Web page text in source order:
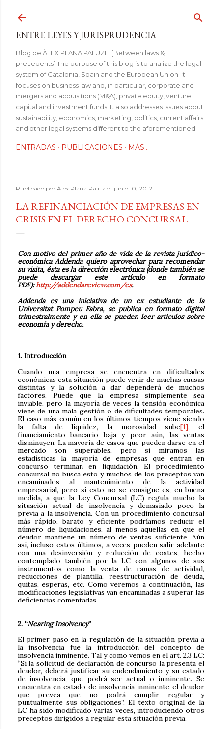
ENTRE LEYES Y JURISPRUDENCIA
Blog de ÀLEX PLANA PALUZIE [Between laws &
precedents] The purpose of this blog is to analize the legal
system of Catalonia, Spain and the European Union. It
focuses on business law and, in particular, corporate and
mergers and acquisitions (M&A), private equity, venture
capital and investment funds. It also addresses issues about
sustainability, economics, marketing, politics, current affairs
and other legal systems different to the aforementioned.
ENTRADAS PUBLICACIONES MÁS…
Publicado por Àlex Plana Paluzie junio 10, 2012
LA REFINANCIACIÓN DE EMPRESAS EN
CRISIS EN EL DERECHO CONCURSAL
Con motivo del primer año de vida de la revista jurídico-
económica Addenda quiero aprovechar para recomendar
su visita, ésta es la dirección electrónica (donde también se
puede descargar este artículo en formato
PDF):http://addendareview.com/es.
Addenda es una iniciativa de un ex estudiante de la
Universitat Pompeu Fabra, se publica en formato digital
trimestralmente y en ella se pueden leer artículos sobre
economía y derecho.
1. Introducción
Cuando una empresa se encuentra en dificultades
económicas esta situación puede venir de muchas causas
distintas y la solución a dar dependerá de muchos
factores. Puede que la empresa simplemente sea
inviable, pero la mayoría de veces la tensión económica
viene de una mala gestión o de dificultades temporales.
El caso más común en los últimos tiempos viene siendo
la falta de liquidez, la morosidad sube[1], el
financiamiento bancario baja y peor aún, las ventas
disminuyen. La mayoría de casos que pueden darse en el
mercado son superables, pero si miramos las
estadísticas la mayoría de empresas que entran en
concurso terminan en liquidación. El procedimiento
concursal no busca esto y muchos de los preceptos van
encaminados al mantenimiento de la actividad
empresarial, pero si esto no se consigue es, en buena
medida, a que la Ley Concursal (LC) regula mucho la
situación actual de insolvencia y demasiado poco la
previa a la insolvencia. Con un procedimiento concursal
más rápido, barato y eficiente podríamos reducir el
número de liquidaciones, al menos aquellas en que el
deudor mantiene un número de ventas suficiente. Aún
así, incluso estos últimos, a veces pueden salir adelante
con una desinversión y reducción de costes, hecho
contemplado también por la LC con algunos de sus
instrumentos como la venta de ramas de actividad,
reducciones de plantilla, reestructuración de deuda,
quitas, esperas, etc. Como veremos a continuación, las
modificaciones legislativas van encaminadas a superar las
deficiencias comentadas.
2. “Nearing Insolvency”
El primer paso en la regulación de la situación previa a
la insolvencia fue la introducción del concepto de
insolvencia inminente. Tal y como vemos en el art. 2.3 LC:
“Si la solicitud de declaración de concurso la presenta el
deudor, deberá justificar su endeudamiento y su estado
de insolvencia, que podrá ser actual o inminente. Se
encuentra en estado de insolvencia inminente el deudor
que prevea que no podrá cumplir regular y
puntualmente sus obligaciones”. El texto original de la
LC ha sido modificado varias veces, introduciendo otros
preceptos dirigidos a regular esta situación previa.